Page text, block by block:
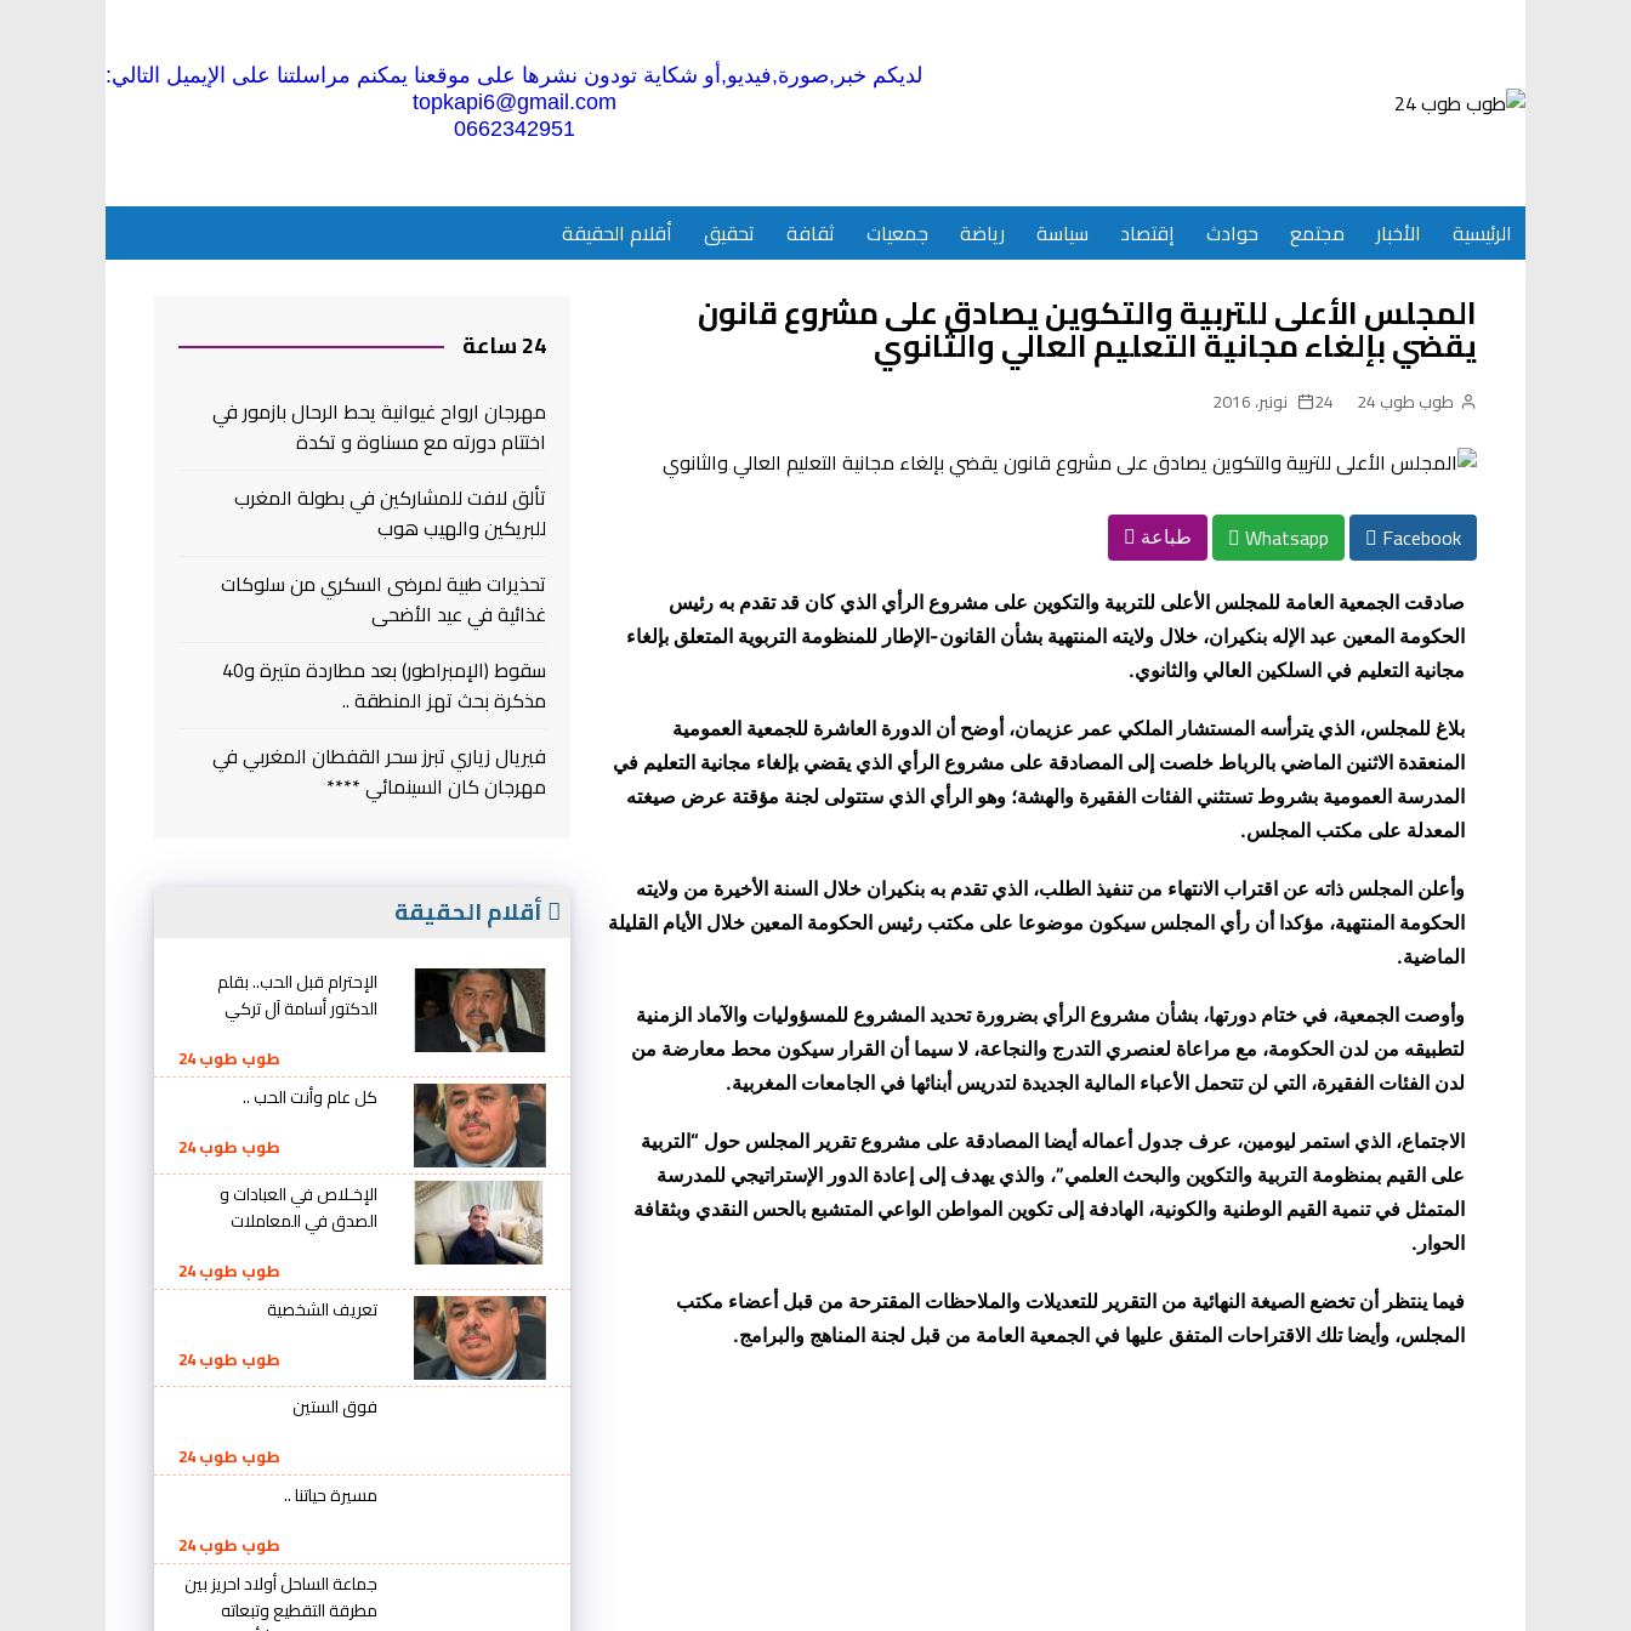
لديكم خبر,صورة,فيديو,أو شكاية تودون نشرها على موقعنا يمكنم مراسلتنا على الإيميل التالي:
topkapi6@gmail.com
0662342951
الرئيسية الأخبار مجتمع حوادث إقتصاد سياسة رياضة جمعيات ثقافة تحقيق أقلام الحقيقة
المجلس الأعلى للتربية والتكوين يصادق على مشروع قانون
يقضي بإلغاء مجانية التعليم العالي والثانوي
طوب طوب 24 24 نونبر، 2016
Facebook
Whatsapp طباعة
صادقت الجمعية العامة للمجلس الأعلى للتربية والتكوين على مشروع الرأي الذي كان قد تقدم به رئيس
الحكومة المعين عبد الإله بنكيران، خلال ولايته المنتهية بشأن القانون-الإطار للمنظومة التربوية المتعلق بإلغاء
مجانية التعليم في السلكين العالي والثانوي.
بلاغ للمجلس، الذي يترأسه المستشار الملكي عمر عزيمان، أوضح أن الدورة العاشرة للجمعية العمومية
المنعقدة الاثنين الماضي بالرباط خلصت إلى المصادقة على مشروع الرأي الذي يقضي بإلغاء مجانية التعليم في
المدرسة العمومية بشروط تستثني الفئات الفقيرة والهشة؛ وهو الرأي الذي ستتولى لجنة مؤقتة عرض صيغته
المعدلة على مكتب المجلس.
وأعلن المجلس ذاته عن اقتراب الانتهاء من تنفيذ الطلب، الذي تقدم به بنكيران خلال السنة الأخيرة من ولايته
الحكومة المنتهية، مؤكدا أن رأي المجلس سيكون موضوعا على مكتب رئيس الحكومة المعين خلال الأيام القليلة
الماضية.
وأوصت الجمعية، في ختام دورتها، بشأن مشروع الرأي بضرورة تحديد المشروع للمسؤوليات والآماد الزمنية
لتطبيقه من لدن الحكومة، مع مراعاة لعنصري التدرج والنجاعة، لا سيما أن القرار سيكون محط معارضة من
لدن الفئات الفقيرة، التي لن تتحمل الأعباء المالية الجديدة لتدريس أبنائها في الجامعات المغربية.
الاجتماع، الذي استمر ليومين، عرف جدول أعماله أيضا المصادقة على مشروع تقرير المجلس حول “التربية
على القيم بمنظومة التربية والتكوين والبحث العلمي”، والذي يهدف إلى إعادة الدور الإستراتيجي للمدرسة
المتمثل في تنمية القيم الوطنية والكونية، الهادفة إلى تكوين المواطن الواعي المتشبع بالحس النقدي وبثقافة
الحوار .
فيما ينتظر أن تخضع الصيغة النهائية من التقرير للتعديلات والملاحظات المقترحة من قبل أعضاء مكتب
المجلس، وأيضا تلك الاقتراحات المتفق عليها في الجمعية العامة من قبل لجنة المناهج والبرامج.
24 ساعة
مهرجان ارواح غيوانية يحط الرحال بازمور في
اختتام دورته مع مسناوة و تكدة
تألق لافت للمشاركين في بطولة المغرب
للبريكين والهيب هوب
تحذيرات طبية لمرضى السكري من سلوكات
غذائية في عيد الأضحى
سقوط (الإمبراطور) بعد مطاردة متيرة و40
مذكرة بحث تهز المنطقة ..
فيريال زياري تبرز سحر القفطان المغربي في
مهرجان كان السينمائي ****
أقلام الحقيقة
الإحترام قبل الحب.. بقلم
الدكتور أسامة آل تركي
طوب طوب 24
كل عام وأنت الحب ..
طوب طوب 24
الإخـلاص في العبادات و
الصدق في المعاملات
طوب طوب 24
تعريف الشخصية
طوب طوب 24
فوق الستين
طوب طوب 24
مسيرة حياتنا ..
طوب طوب 24
جماعة الساحل أولاد احريز بين
مطرقة التقطيع وتبعاته